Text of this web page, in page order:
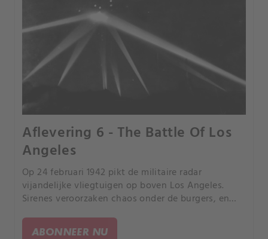
Aflevering 6 - The Battle Of Los
Angeles
Op 24 februari 1942 pikt de militaire radar
vijandelijke vliegtuigen op boven Los Angeles.
Sirenes veroorzaken chaos onder de burgers, en
doelen.
ABONNEER NU